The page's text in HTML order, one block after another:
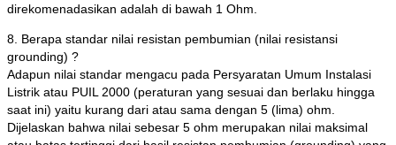
direkomenadasikan adalah di bawah 1 Ohm.
8. Berapa standar nilai resistan pembumian (nilai resistansi
grounding) ?
Adapun nilai standar mengacu pada Persyaratan Umum Instalasi
Listrik atau PUIL 2000 (peraturan yang sesuai dan berlaku hingga
saat ini) yaitu kurang dari atau sama dengan 5 (lima) ohm.
Dijelaskan bahwa nilai sebesar 5 ohm merupakan nilai maksimal